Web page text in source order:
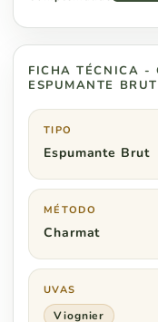
FICHA TÉCNICA -
ESPUMANTE BRUT
TIPO
Espumante Brut
MÉTODO
Charmat
UVAS
Viognier